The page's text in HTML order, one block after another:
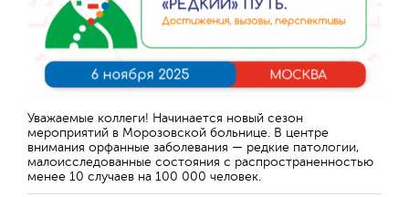
Уважаемые коллеги! Начинается новый сезон
мероприятий в Морозовской больнице. В центре
внимания орфанные заболевания — редкие патологии,
малоисследованные состояния с распространенностью
менее 10 случаев на 100 000 человек.